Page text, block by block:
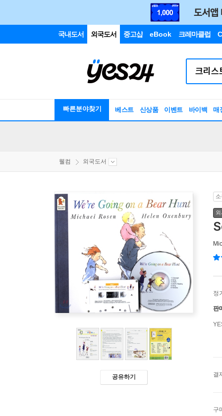
국내도서 외국도서 중고샵 eBook 크레마클럽
빠른분야찾기 베스트 신상품 이벤트 바이백 매
웰컴 외국도서
공유하기
정
판
결
구